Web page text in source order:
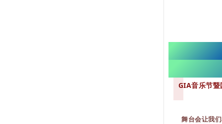
GIA音乐节
舞台会让我